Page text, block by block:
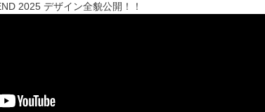
2025 デザイン全貌公開！！